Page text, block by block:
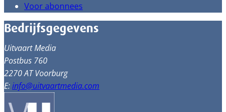
Voor abonnees
Bedrijfsgegevens
Uitvaart Media
Postbus 760
2270 AT Voorburg
E:info@uitvaartmedia.com